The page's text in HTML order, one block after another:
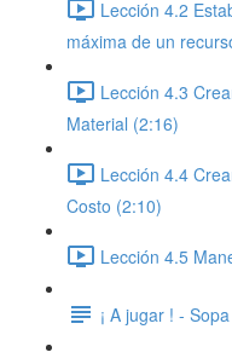
Lección 4.2
máxima de un
Lección 4.3
Material (2:16)
Lección 4.4
Costo (2:10)
Lección 4.5
¡ A jugar ! -